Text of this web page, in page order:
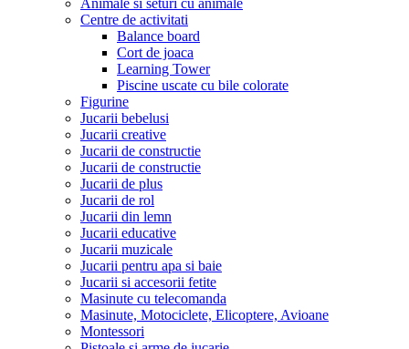
Centre de activitati
Balance board
Cort de joaca
Learning Tower
Piscine uscate cu bile colorate
Figurine
Jucarii bebelusi
Jucarii creative
Jucarii de constructie
Jucarii de constructie
Jucarii de plus
Jucarii de rol
Jucarii din lemn
Jucarii educative
Jucarii muzicale
Jucarii pentru apa si baie
Jucarii si accesorii fetite
Masinute cu telecomanda
Masinute, Motociclete, Elicoptere, Avioane
Montessori